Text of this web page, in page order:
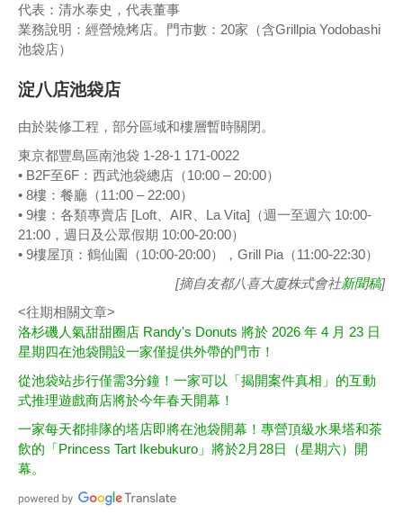
代表：清水泰史，代表董事
業務說明：經營燒烤店。門市數：20家（含Grillpia Yodobashi
池袋店）
淀八店池袋店
由於裝修工程，部分區域和樓層暫時關閉。
東京都豐島區南池袋 1-28-1 171-0022
• B2F至6F：西武池袋總店（10:00 – 20:00）
• 8樓：餐廳（11:00 – 22:00）
• 9樓：各類專賣店 [Loft、AIR、La Vita]（週一至週六 10:00-
21:00，週日及公眾假期 10:00-20:00）
• 9樓屋頂：鶴仙園（10:00-20:00），Grill Pia（11:00-22:30）
[摘自友都八喜大廈株式會社新聞稿]
<往期相關文章>
洛杉磯人氣甜甜圈店 Randy's Donuts 將於 2026 年 4 月 23 日
星期四在池袋開設一家僅提供外帶的門市！
從池袋站步行僅需3分鐘！一家可以「揭開案件真相」的互動
式推理遊戲商店將於今年春天開幕！
一家每天都排隊的塔店即將在池袋開幕！專營頂級水果塔和茶
飲的「Princess Tart Ikebukuro」將於2月28日（星期六）開
幕。